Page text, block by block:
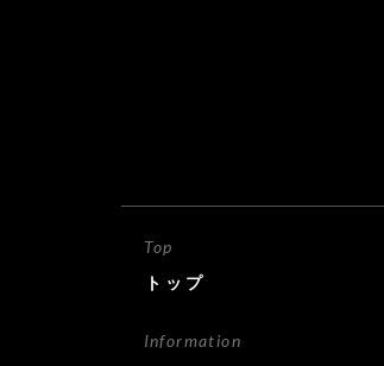
Top
トップ
Information